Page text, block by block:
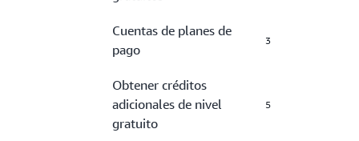
Cuentas de planes de
pago
3
Obtener créditos
adicionales de nivel
gratuito
5